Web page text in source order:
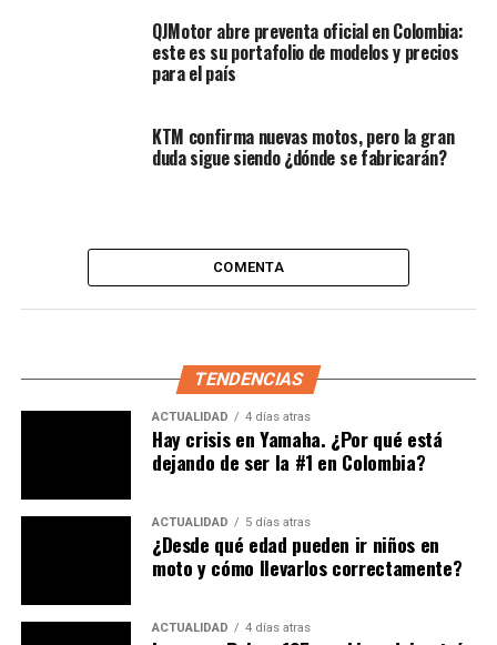
principiante, urbano o apasionado por la velocidad,
pueda encontrar la moto que mejor se adapte a sus
se cae y se aparca sola
Tecnología y vanguardia como
En la inauguración se resaltó que la tienda está
construida bajo tres conceptos fundamentales:
tecnología, innovación y vanguardia.
al usuario conocer de primera mano sus
atributos, desde los sistemas de conectividad
Innovación, porque el espacio está pensado para
QJMotor abre preventa oficial en Colombia:
este es su portafolio de modelos y precios
para el país
KTM confirma nuevas motos, pero la gran
duda sigue siendo ¿dónde se fabricarán?
COMENTA
TENDENCIAS
ACTUALIDAD 4 días atras
Hay crisis en Yamaha. ¿Por qué está
dejando de ser la #1 en Colombia?
ACTUALIDAD 5 días atras
¿Desde qué edad pueden ir niños en
moto y cómo llevarlos correctamente?
ACTUALIDAD 4 días atras